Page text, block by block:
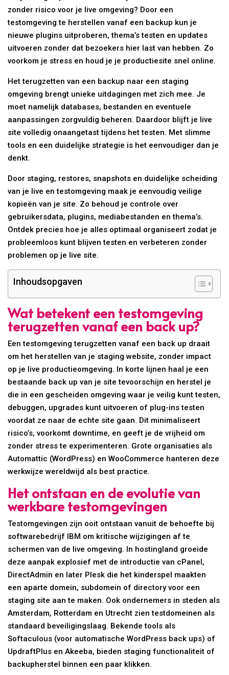
zonder risico voor je live omgeving? Door een
testomgeving te herstellen vanaf een backup kun je
nieuwe plugins uitproberen, thema’s testen en updates
uitvoeren zonder dat bezoekers hier last van hebben. Zo
voorkom je stress en houd je je productiesite snel online.
Het terugzetten van een backup naar een staging
omgeving brengt unieke uitdagingen met zich mee. Je
moet namelijk databases, bestanden en eventuele
aanpassingen zorgvuldig beheren. Daardoor blijft je live
site volledig onaangetast tijdens het testen. Met slimme
tools en een duidelijke strategie is het eenvoudiger dan je
denkt.
Door staging, restores, snapshots en duidelijke scheiding
van je live en testomgeving maak je eenvoudig veilige
kopieën van je site. Zo behoud je controle over
gebruikersdata, plugins, mediabestanden en thema’s.
Ontdek precies hoe je alles optimaal organiseert zodat je
probleemloos kunt blijven testen en verbeteren zonder
problemen op je live site.
Inhoudsopgaven
Wat betekent een testomgeving
terugzetten vanaf een back up?
Een testomgeving terugzetten vanaf een back up draait
om het herstellen van je staging website, zonder impact
op je live productieomgeving. In korte lijnen haal je een
bestaande back up van je site tevoorschijn en herstel je
die in een gescheiden omgeving waar je veilig kunt testen,
debuggen, upgrades kunt uitvoeren of plug-ins testen
voordat ze naar de echte site gaan. Dit minimaliseert
risico’s, voorkomt downtime, en geeft je de vrijheid om
zonder stress te experimenteren. Grote organisaties als
Automattic (WordPress) en WooCommerce hanteren deze
werkwijze wereldwijd als best practice.
Het ontstaan en de evolutie van
werkbare testomgevingen
Testomgevingen zijn ooit ontstaan vanuit de behoefte bij
softwarebedrijf IBM om kritische wijzigingen af te
schermen van de live omgeving. In hostingland groeide
deze aanpak explosief met de introductie van cPanel,
DirectAdmin en later Plesk die het kinderspel maakten
een aparte domein, subdomein of directory voor een
staging site aan te maken. Ook ondernemers in steden als
Amsterdam, Rotterdam en Utrecht zien testdomeinen als
standaard beveiligingslaag. Bekende tools als
Softaculous (voor automatische WordPress back ups) of
UpdraftPlus en Akeeba, bieden staging functionaliteit of
backupherstel binnen een paar klikken.